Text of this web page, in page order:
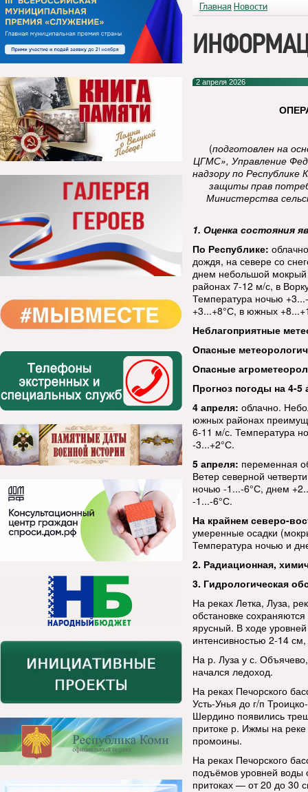
Главная Новости
2 апреля 2026
(подготовлен на
ЦГМС», Управление
надзору по Республике
защиты прав
Министерства
1. Оценка состояния
По Республике:
дождя, на севере со
днем небольшой мокрый
районах 7-12 м/с, в
Температура ночью
+3...+8°С, в южных
Неблагоприятные
Опасные
Опасные
Прогноз погоды на 4-5
4 апреля: облачно.
южных районах
6-11 м/с. Температура
-3...+2°С.
5 апреля: переменная
Ветер северной
ночью -1...-6°С, днем
-1...-6°С.
На крайнем северо-
умеренные осадки
Температура ночью и
2. Радиационная,
3. Гидрологическая
На реках Летка, Луза,
обстановке
ярусный. В ходе
интенсивностью 2-14
На р. Луза у с.
начался ледоход.
На реках Печорского
Усть-Унья до г/п
Шердино появились
притоке р. Ижмы на
промоины.
На реках Печорского
подъёмов уровней воды
притоках — от 20 до 30